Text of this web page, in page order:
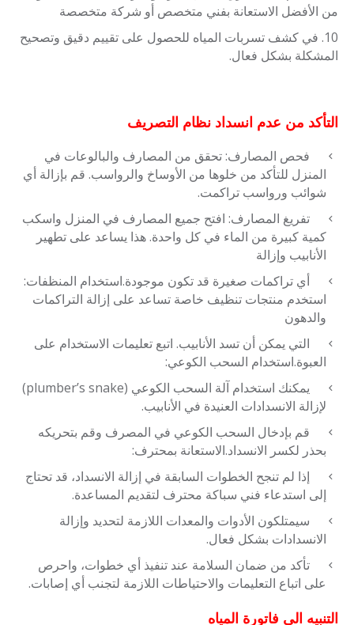
من الأفضل الاستعانة بفني متخصص أو شركة متخصصة
في كشف تسربات المياه للحصول على تقييم دقيق وتصحيح
المشكلة بشكل فعال.
التأكد من عدم انسداد نظام التصريف
فحص المصارف: تحقق من المصارف والبالوعات في
المنزل للتأكد من خلوها من الأوساخ والرواسب. قم بإزالة أي
شوائب ورواسب تراكمت.
تفريغ المصارف: افتح جميع المصارف في المنزل واسكب
كمية كبيرة من الماء في كل واحدة. هذا يساعد على تطهير
الأنابيب وإزالة
أي تراكمات صغيرة قد تكون موجودة.استخدام المنظفات:
استخدم منتجات تنظيف خاصة تساعد على إزالة التراكمات
والدهون
التي يمكن أن تسد الأنابيب. اتبع تعليمات الاستخدام على
العبوة.استخدام السحب الكوعي:
يمكنك استخدام آلة السحب الكوعي (plumber’s snake)
لإزالة الانسدادات العنيدة في الأنابيب.
قم بإدخال السحب الكوعي في المصرف وقم بتحريكه
بحذر لكسر الانسداد.الاستعانة بمحترف:
إذا لم تنجح الخطوات السابقة في إزالة الانسداد، قد تحتاج
إلى استدعاء فني سباكة محترف لتقديم المساعدة.
سيمتلكون الأدوات والمعدات اللازمة لتحديد وإزالة
الانسدادات بشكل فعال.
تأكد من ضمان السلامة عند تنفيذ أي خطوات، واحرص
على اتباع التعليمات والاحتياطات اللازمة لتجنب أي إصابات.
التنبيه الى فاتورة المياه